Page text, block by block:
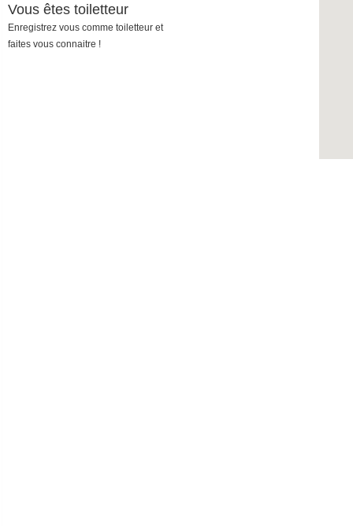
Vous êtes toiletteur
Enregistrez vous comme toiletteur et
faites vous connaitre !